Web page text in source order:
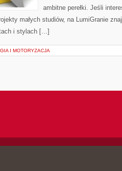
ambitne perełki. Jeśli
małych studiów, na LumiGranie
i stylach […]
I MOTORYZACJA